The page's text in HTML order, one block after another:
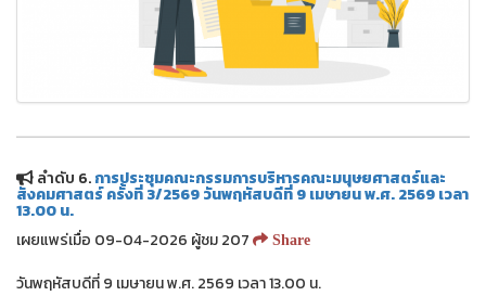
ลำดับ 6.การประชุมคณะกรรมการบริหารคณะมนุษยศาสตร์และ
สังคมศาสตร์ ครั้งที่ 3/2569 วันพฤหัสบดีที่ 9 เมษายน พ.ศ. 2569 เวลา
13.00 น.
เผยแพร่เมื่อ 09-04-2026 ผู้ชม 207
Share
วันพฤหัสบดีที่ 9 เมษายน พ.ศ. 2569 เวลา 13.00 น.